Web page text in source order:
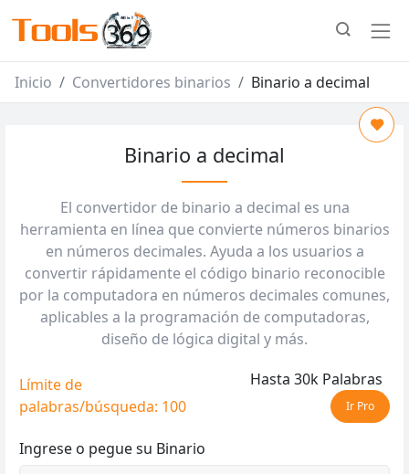
Inicio Convertidores binarios Binario a decimal
Binario a decimal
El convertidor de binario a decimal es una
herramienta en línea que convierte números binarios
en números decimales. Ayuda a los usuarios a
convertir rápidamente el código binario reconocible
por la computadora en números decimales comunes,
aplicables a la programación de computadoras,
diseño de lógica digital y más.
Límite de
palabras/búsqueda: 100
Hasta 30k Palabras
Ir Pro
Ingrese o pegue su Binario